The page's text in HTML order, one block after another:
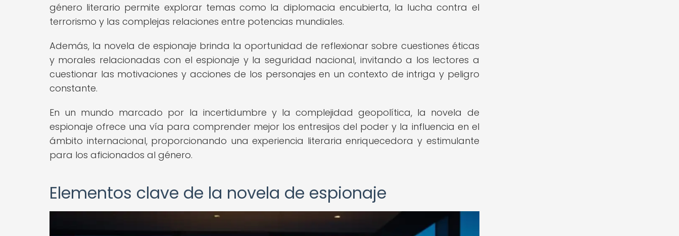
género literario permite explorar temas como la diplomacia encubierta, la lucha contra el
terrorismo y las complejas relaciones entre potencias mundiales.
Además, la novela de espionaje brinda la oportunidad de reflexionar sobre cuestiones éticas
y morales relacionadas con el espionaje y la seguridad nacional, invitando a los lectores a
cuestionar las motivaciones y acciones de los personajes en un contexto de intriga y peligro
constante.
En un mundo marcado por la incertidumbre y la complejidad geopolítica, la novela de
espionaje ofrece una vía para comprender mejor los entresijos del poder y la influencia en el
ámbito internacional, proporcionando una experiencia literaria enriquecedora y estimulante
para los aficionados al género.
Elementos clave de la novela de espionaje